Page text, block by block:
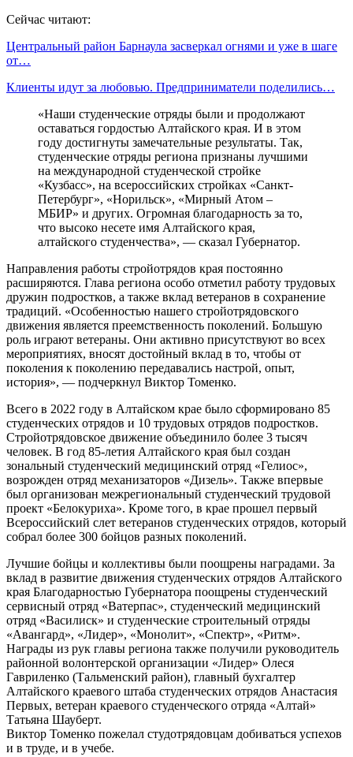
Сейчас читают:
Центральный район Барнаула засверкал огнями и уже в шаге
от…
Клиенты идут за любовью. Предприниматели поделились…
«Наши студенческие отряды были и продолжают
оставаться гордостью Алтайского края. И в этом
году достигнуты замечательные результаты. Так,
студенческие отряды региона признаны лучшими
на международной студенческой стройке
«Кузбасс», на всероссийских стройках «Санкт-
Петербург», «Норильск», «Мирный Атом –
МБИР» и других. Огромная благодарность за то,
что высоко несете имя Алтайского края,
алтайского студенчества», — сказал Губернатор.
Направления работы стройотрядов края постоянно
расширяются. Глава региона особо отметил работу трудовых
дружин подростков, а также вклад ветеранов в сохранение
традиций. «Особенностью нашего стройотрядовского
движения является преемственность поколений. Большую
роль играют ветераны. Они активно присутствуют во всех
мероприятиях, вносят достойный вклад в то, чтобы от
поколения к поколению передавались настрой, опыт,
история», — подчеркнул Виктор Томенко.
Всего в 2022 году в Алтайском крае было сформировано 85
студенческих отрядов и 10 трудовых отрядов подростков.
Стройотрядовское движение объединило более 3 тысяч
человек. В год 85-летия Алтайского края был создан
зональный студенческий медицинский отряд «Гелиос»,
возрожден отряд механизаторов «Дизель». Также впервые
был организован межрегиональный студенческий трудовой
проект «Белокуриха». Кроме того, в крае прошел первый
Всероссийский слет ветеранов студенческих отрядов, который
собрал более 300 бойцов разных поколений.
Лучшие бойцы и коллективы были поощрены наградами. За
вклад в развитие движения студенческих отрядов Алтайского
края Благодарностью Губернатора поощрены студенческий
сервисный отряд «Ватерпас», студенческий медицинский
отряд «Василиск» и студенческие строительный отряды
«Авангард», «Лидер», «Монолит», «Спектр», «Ритм».
Награды из рук главы региона также получили руководитель
районной волонтерской организации «Лидер» Олеся
Гавриленко (Тальменский район), главный бухгалтер
Алтайского краевого штаба студенческих отрядов Анастасия
Первых, ветеран краевого студенческого отряда «Алтай»
Татьяна Шауберт.
Виктор Томенко пожелал студотрядовцам добиваться успехов
и в труде, и в учебе.